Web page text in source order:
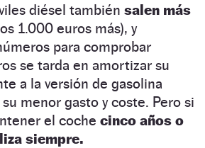
diésel también salen más
1.000 euros más), y
para comprobar
se tarda en amortizar su
a la versión de gasolina
menor gasto y coste. Pero si
el coche cinco años o
siempre.